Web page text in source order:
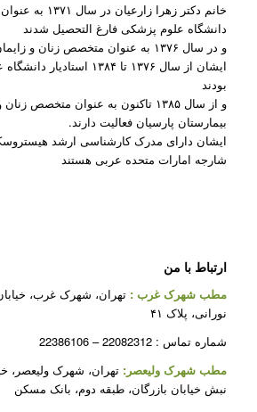
خانم دکتر زهرا
دانشگاه علوم پزشکی فارغ التحصیل شدند
و در سال ۱۳۷۶ به عنوان متخصص زنان و زایمان فارق التحصیل شدند
ایشان از سال ۱۳۷۶ تا ۱۳۸۴
بودند
بیمارستان پارسیان فعالیت دارند.
ایشان دارای مدرک کارشناسی ارشد
شارجه امارات متحده عربی هستند
ارتباط با من
مطب شهرک غرب : تهران، شهرک غرب،
نورانی، پلاک ۴۱
شماره تماس : 22082312 – 22386106
مطب شهرک ولیعصر: تهران، شهرک ولیعصر،
نبش خیابان بازرگان، طبقه دوم، بانک مسکن